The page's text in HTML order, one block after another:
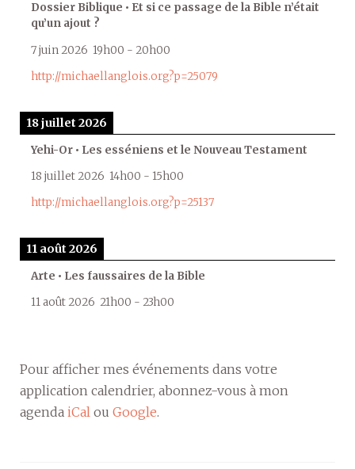
Dossier Biblique • Et si ce passage de la Bible n’était
qu’un ajout ?
7 juin 2026 19h00 - 20h00
http://michaellanglois.org?p=25079
18 juillet 2026
Yehi-Or • Les esséniens et le Nouveau Testament
18 juillet 2026 14h00 - 15h00
http://michaellanglois.org?p=25137
11 août 2026
Arte • Les faussaires de la Bible
11 août 2026 21h00 - 23h00
Pour afficher mes événements dans votre
application calendrier, abonnez-vous à mon
agenda iCal ou Google.